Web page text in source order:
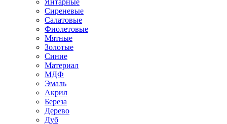
Янтарные
Сиреневые
Салатовые
Фиолетовые
Мятные
Золотые
Синие
Материал
МДФ
Эмаль
Акрил
Береза
Дерево
Дуб